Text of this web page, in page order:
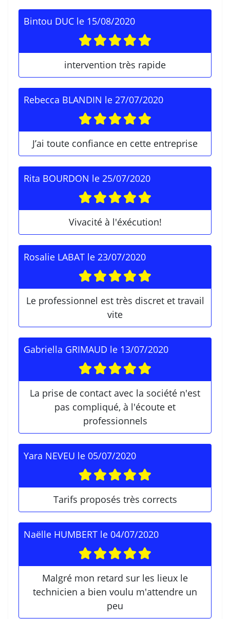
Bintou DUC le 15/08/2020
intervention très rapide
Rebecca BLANDIN le 27/07/2020
J’ai toute confiance en cette entreprise
Rita BOURDON le 25/07/2020
Vivacité à l'éxécution!
Rosalie LABAT le 23/07/2020
Le professionnel est très discret et travail
vite
Gabriella GRIMAUD le 13/07/2020
La prise de contact avec la société n'est
pas compliqué, à l'écoute et
professionnels
Yara NEVEU le 05/07/2020
Tarifs proposés très corrects
Naëlle HUMBERT le 04/07/2020
Malgré mon retard sur les lieux le
technicien a bien voulu m'attendre un
peu